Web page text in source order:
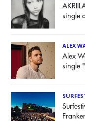
single
ALEX
Alex
single